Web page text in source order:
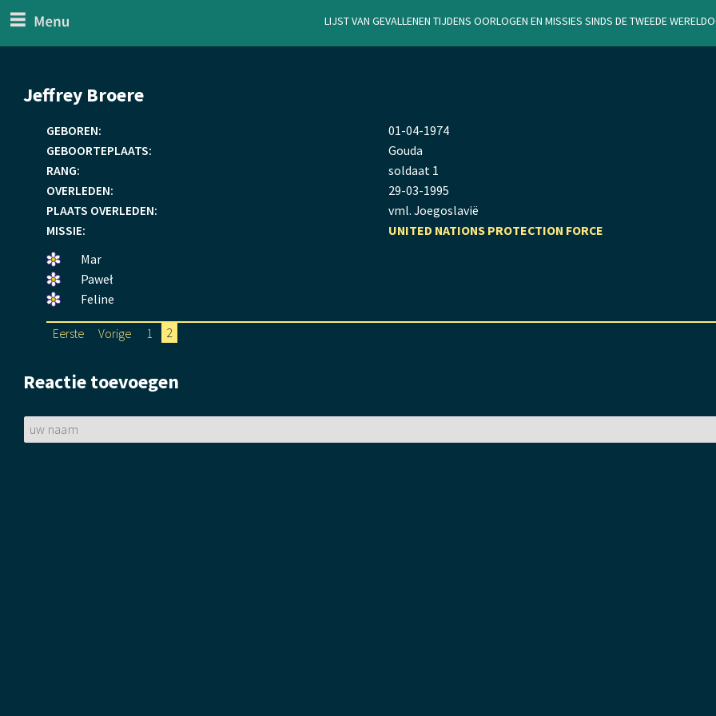
Lijst van gevallenen tijdens oorlogen en missies sinds de Tweede
Generaal
Jeffrey Broere
GEBOREN: 01-04-1974
GEBOORTEPLAATS:
Gouda
RANG:
soldaat 1
OVERLEDEN:
29-03-1995
PLAATS OVERLEDEN:
vml. Joegoslavië
MISSIE:
UNITED NATIONS PROTECTION FORCE
Een
bloemetje
gelegd.
Mar
Een
bloemetje
gelegd.
Paweł
Een
bloemetje
gelegd.
Feline
Paginering
Eerste
Eerste
Vorige
Vorige Page
1
Huidige
2
Reactie toevoegen